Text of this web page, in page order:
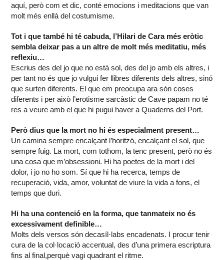
aquí, però com et dic, conté emocions i meditacions que van
molt més enllà del costumisme.
Tot i que també hi té cabuda, l’Hilari de Cara més eròtic
sembla deixar pas a un altre de molt més meditatiu, més
reflexiu…
Escrius des del jo que no està sol, des del jo amb els altres, i
per tant no és que jo vulgui fer llibres diferents dels altres, sinó
que surten diferents. El que em preocupa ara són coses
diferents i per això l’erotisme sarcàstic de Cave papam no té
res a veure amb el que hi pugui haver a Quaderns del Port.
Però dius que la mort no hi és especialment present…
Un camina sempre encalçant l’horitzó, encalçant el sol, que
sempre fuig. La mort, com tothom, la tenc present, però no és
una cosa que m’obsessioni. Hi ha poetes de la mort i del
dolor, i jo no ho som. Sí que hi ha recerca, temps de
recuperació, vida, amor, voluntat de viure la vida a fons, el
temps que duri.
Hi ha una contenció en la forma, que tanmateix no és
excessivament definible…
Molts dels versos són decasíl·labs encadenats. I procur tenir
cura de la col·locació accentual, des d’una primera escriptura
fins al final,perquè vagi quadrant el ritme.